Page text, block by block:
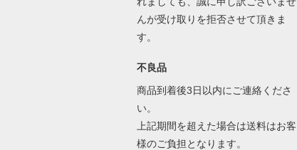
んが受け取りを拒否させて頂きま
す。
不良品
商品到着後3日以内にご連絡くださ
い。
上記期間を超えた場合は送料はお客
様のご負担となります。